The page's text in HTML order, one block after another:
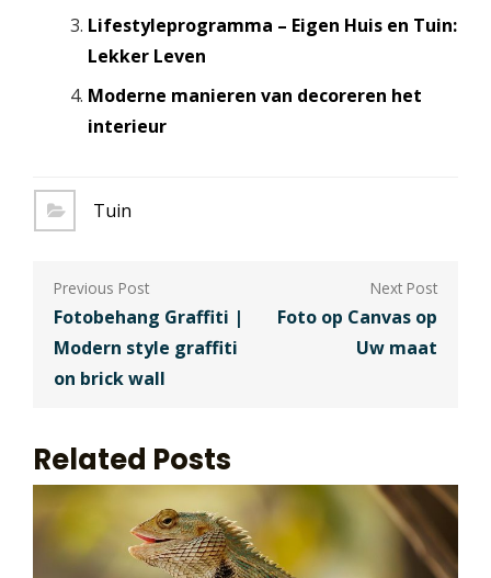
Lifestyleprogramma – Eigen Huis en Tuin:
Lekker Leven
Moderne manieren van decoreren het
interieur
Tuin
Berichtnavigatie
Fotobehang Graffiti |
Modern style graffiti
on brick wall
Foto op Canvas op
Uw maat
Related Posts